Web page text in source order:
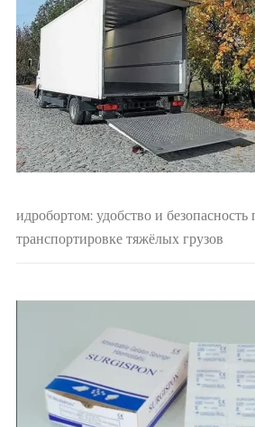
идробортом: удобство и безопасность
транспортировке тяжёлых грузов